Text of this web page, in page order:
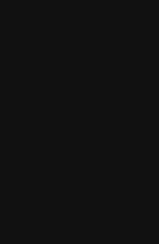
целью